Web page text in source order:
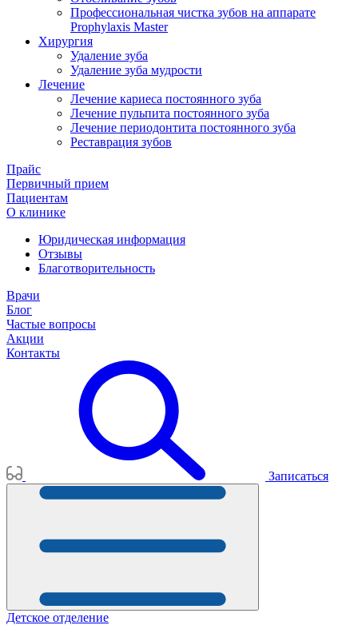
Профессиональная чистка зубов на аппарате
Prophylaxis Master
Хирургия
Удаление зуба
Удаление зуба мудрости
Лечение
Лечение кариеса постоянного зуба
Лечение пульпита постоянного зуба
Лечение периодонтита постоянного зуба
Реставрация зубов
Прайс
Первичный прием
Пациентам
О клинике
Юридическая информация
Отзывы
Благотворительность
Врачи
Блог
Частые вопросы
Акции
Контакты
Записаться
Детское отделение